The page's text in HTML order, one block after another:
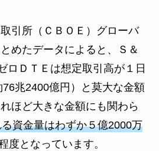
引所（ＣＢＯＥ）グローバ
めたデータによると、Ｓ＆
ロＤＴＥは想定取引高が１日
兆2400億円）と莫大な金額
ほど大きな金額にも関わら
資金量はわずか５億2000万
度となっています。